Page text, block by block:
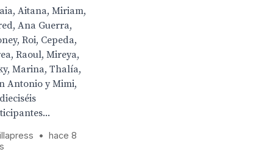
Aitana, Miriam,
Ana Guerra,
Roi, Cepeda,
Raoul, Mireya,
Marina, Thalía,
Antonio y Mimi,
•
hace 8